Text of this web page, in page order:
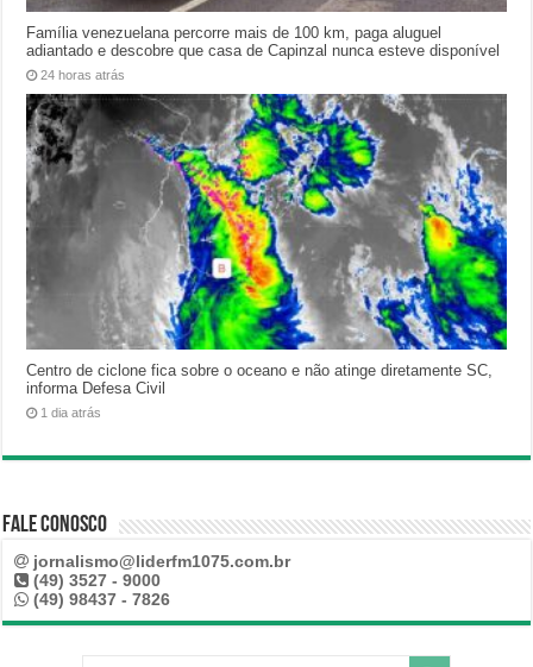
Família venezuelana percorre mais de 100 km, paga aluguel
adiantado e descobre que casa de Capinzal nunca esteve disponível
24 horas atrás
Centro de ciclone fica sobre o oceano e não atinge diretamente SC,
informa Defesa Civil
1 dia atrás
Fale Conosco
jornalismo@liderfm1075.com.br
(49) 3527 - 9000
(49) 98437 - 7826